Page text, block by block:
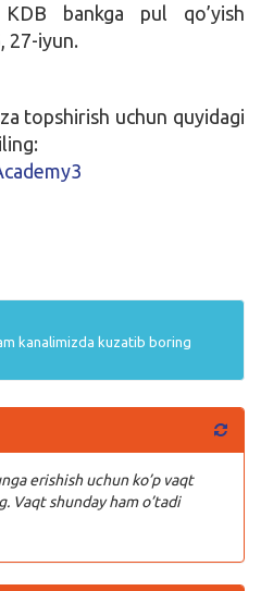
KDB bankga pul qo’yish
27-iyun.
topshirish uchun quyidagi
kanalimizda kuzatib boring
erishish uchun ko’p vaqt
Vaqt shunday ham o’tadi